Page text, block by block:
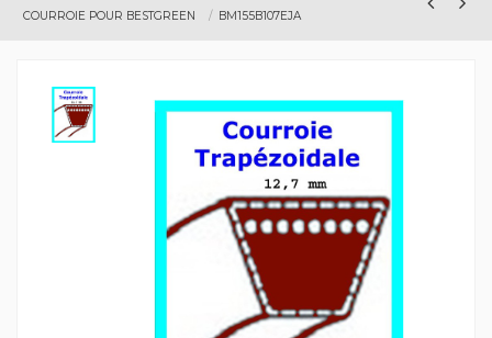
COURROIE POUR BESTGREEN
BM155B107EJA